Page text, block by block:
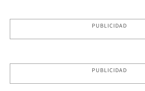
PUBLICIDAD
PUBLICIDAD